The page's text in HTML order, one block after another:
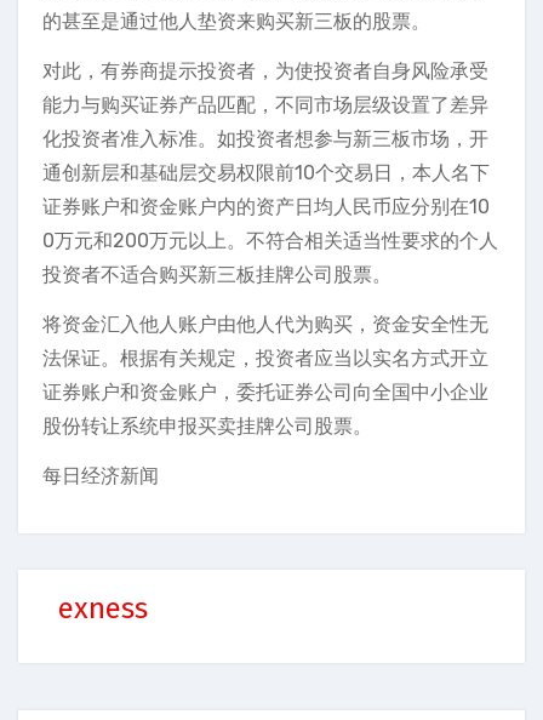
的甚至是通过他人垫资来购买新三板的股票。
对此，有券商提示投资者，为使投资者自身风险承受
能力与购买证券产品匹配，不同市场层级设置了差异
化投资者准入标准。如投资者想参与新三板市场，开
通创新层和基础层交易权限前10个交易日，本人名下
证券账户和资金账户内的资产日均人民币应分别在10
0万元和200万元以上。不符合相关适当性要求的个人
投资者不适合购买新三板挂牌公司股票。
将资金汇入他人账户由他人代为购买，资金安全性无
法保证。根据有关规定，投资者应当以实名方式开立
证券账户和资金账户，委托证券公司向全国中小企业
股份转让系统申报买卖挂牌公司股票。
每日经济新闻
exness